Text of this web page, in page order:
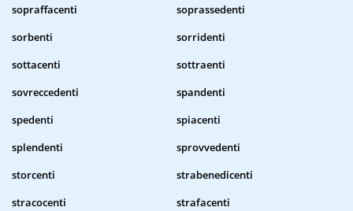
sopraffacenti
soprassedenti
sorbenti
sorridenti
sottacenti
sottraenti
sovreccedenti
spandenti
spedenti
spiacenti
splendenti
sprovvedenti
storcenti
strabenedicenti
stracocenti
strafacenti